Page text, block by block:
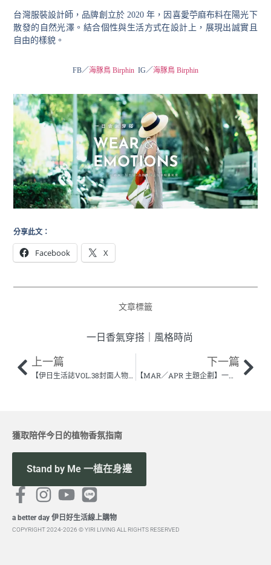
台灣服裝設計師，品牌創立於 2020 年，因喜愛苧麻布料在陽光下
散發的自然光澤。結合個性與生活方式在設計上，展現出誠實且
自由的樣貌。
FB／海豚鳥 Birphin IG／海豚鳥 Birphin
分享此文：
Facebook X
文章標籤
一日香氣穿搭 風格時尚
上一篇
【伊日生活誌VOL.38封面人物】穿上一襲香氣流動的風景 —— if&n 主理人 蔡玨玄
下一篇
【MAR／APR 主題企劃】一日香氣穿搭 Wear & Emotions
a better day 伊日好生活線上購物
COPYRIGHT 2024-2026 © YIRI LIVING ALL RIGHTS RESERVED
獲取陪伴今日的植物香氛指南
Stand by Me 一植在身邊